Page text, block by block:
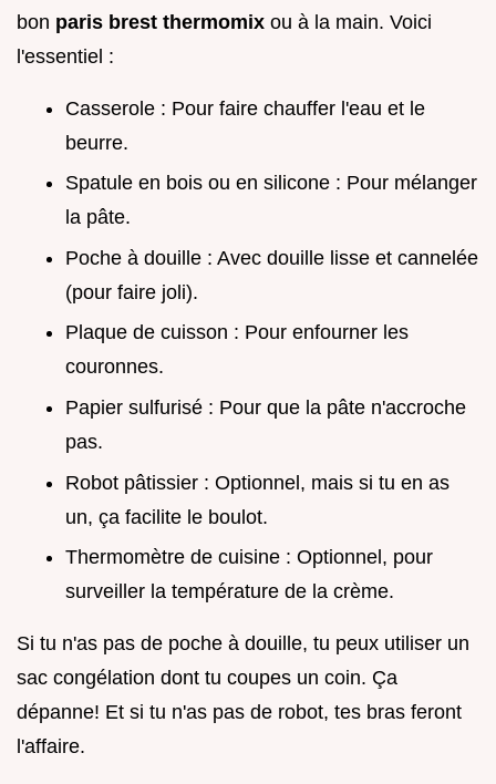
bon paris brest thermomix ou à la main. Voici
l'essentiel :
Casserole : Pour faire chauffer l'eau et le
beurre.
Spatule en bois ou en silicone : Pour mélanger
la pâte.
Poche à douille : Avec douille lisse et cannelée
(pour faire joli).
Plaque de cuisson : Pour enfourner les
couronnes.
Papier sulfurisé : Pour que la pâte n'accroche
pas.
Robot pâtissier : Optionnel, mais si tu en as
un, ça facilite le boulot.
Thermomètre de cuisine : Optionnel, pour
surveiller la température de la crème.
Si tu n'as pas de poche à douille, tu peux utiliser un
sac congélation dont tu coupes un coin. Ça
dépanne! Et si tu n'as pas de robot, tes bras feront
l'affaire.